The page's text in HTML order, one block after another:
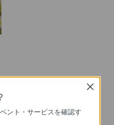
ント・サービスを確認す
Close